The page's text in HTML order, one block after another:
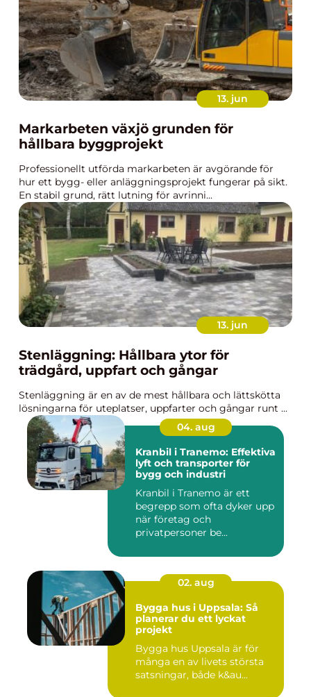
13. jun
Markarbeten växjö grunden för
hållbara byggprojekt
Professionellt utförda markarbeten är avgörande för
hur ett bygg- eller anläggningsprojekt fungerar på sikt.
En stabil grund, rätt lutning för avrinni...
13. jun
Stenläggning: Hållbara ytor för
trädgård, uppfart och gångar
Stenläggning är en av de mest hållbara och lättskötta
lösningarna för uteplatser, uppfarter och gångar runt ...
04. aug
Kranbil i Tranemo: Effektiva
lyft och transporter för
bygg och industri
Kranbil i Tranemo är ett
begrepp som ofta dyker upp
när företag och
privatpersoner be...
02. aug
Bygga hus i Uppsala: Så
planerar du ett lyckat
projekt
Bygga hus Uppsala är för
många en av livets största
satsningar, både k&au...